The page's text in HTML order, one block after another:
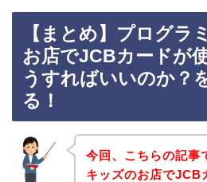
【まとめ】プログラ
お店でJCBカードが
うすればいいのか？
る！
今回、こちらの記事
キッズのお店でJCB